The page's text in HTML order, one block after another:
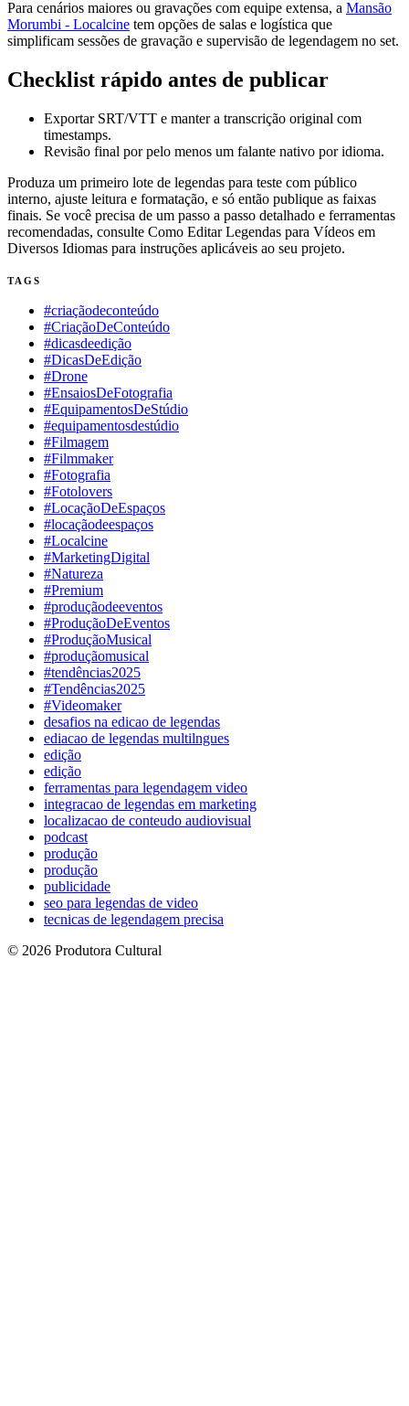
Para cenários maiores ou gravações com equipe extensa, a Mansão
Morumbi - Localcine tem opções de salas e logística que
simplificam sessões de gravação e supervisão de legendagem no set.
Checklist rápido antes de publicar
Exportar SRT/VTT e manter a transcrição original com
timestamps.
Revisão final por pelo menos um falante nativo por idioma.
Produza um primeiro lote de legendas para teste com público
interno, ajuste leitura e formatação, e só então publique as faixas
finais. Se você precisa de um passo a passo detalhado e ferramentas
recomendadas, consulte Como Editar Legendas para Vídeos em
Diversos Idiomas para instruções aplicáveis ao seu projeto.
TAGS
#criaçãodeconteúdo
#CriaçãoDeConteúdo
#dicasdeedição
#DicasDeEdição
#Drone
#EnsaiosDeFotografia
#EquipamentosDeStúdio
#equipamentosdestúdio
#Filmagem
#Filmmaker
#Fotografia
#Fotolovers
#LocaçãoDeEspaços
#locaçãodeespaços
#Localcine
#MarketingDigital
#Natureza
#Premium
#produçãodeeventos
#ProduçãoDeEventos
#ProduçãoMusical
#produçãomusical
#tendências2025
#Tendências2025
#Videomaker
desafios na edicao de legendas
ediacao de legendas multilngues
edição
edição
ferramentas para legendagem video
integracao de legendas em marketing
localizacao de conteudo audiovisual
podcast
produção
produção
publicidade
seo para legendas de video
tecnicas de legendagem precisa
© 2026 Produtora Cultural